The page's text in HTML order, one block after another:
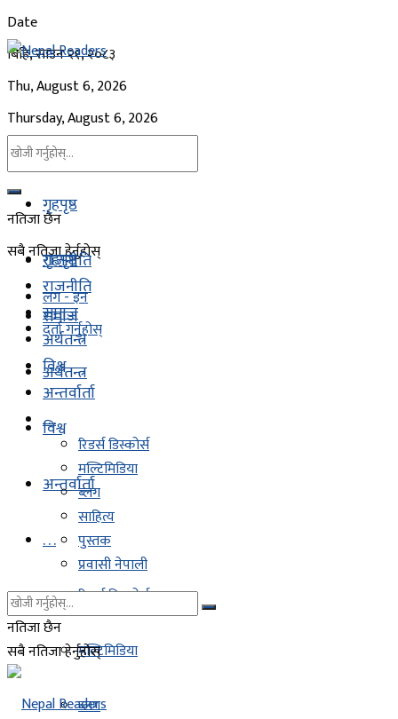
Date
बिहि, साउन २१, २०८३
Thu, August 6, 2026
Thursday, August 6, 2026
नतिजा छैन
सबै नतिजा हेर्नुहोस्
लग - इन
दर्ता गर्नुहोस्
गृहपृष्ठ
राजनीति
समाज
अर्थतन्त्र
विश्व
अन्तर्वार्ता
. . .
रिडर्स डिस्कोर्स
मल्टिमिडिया
ब्लग
गृहपृष्ठ
राजनीति
समाज
अर्थतन्त्र
विश्व
अन्तर्वार्ता
. . .
रिडर्स डिस्कोर्स
मल्टिमिडिया
ब्लग
साहित्य
पुस्तक
प्रवासी नेपाली
नतिजा छैन
सबै नतिजा हेर्नुहोस्